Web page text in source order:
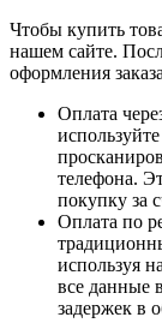
Чтобы купить
нашем сайте.
оформления
Оплата
телефона.
покупку за
Оплата по
используя
все данные
задержек в